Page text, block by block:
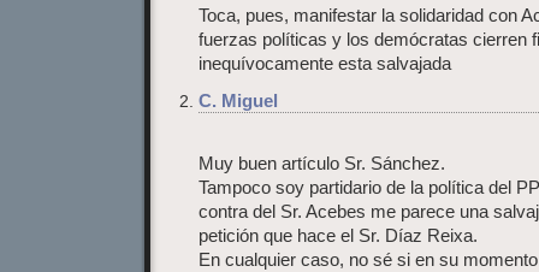
Toca, pues, manifestar la solidaridad con
fuerzas políticas y los demócratas cierren
inequívocamente esta salvajada
C. Miguel
Muy buen artículo Sr. Sánchez.
Tampoco soy partidario de la política del
contra del Sr. Acebes me parece una
petición que hace el Sr. Díaz Reixa.
En cualquier caso, no sé si en su